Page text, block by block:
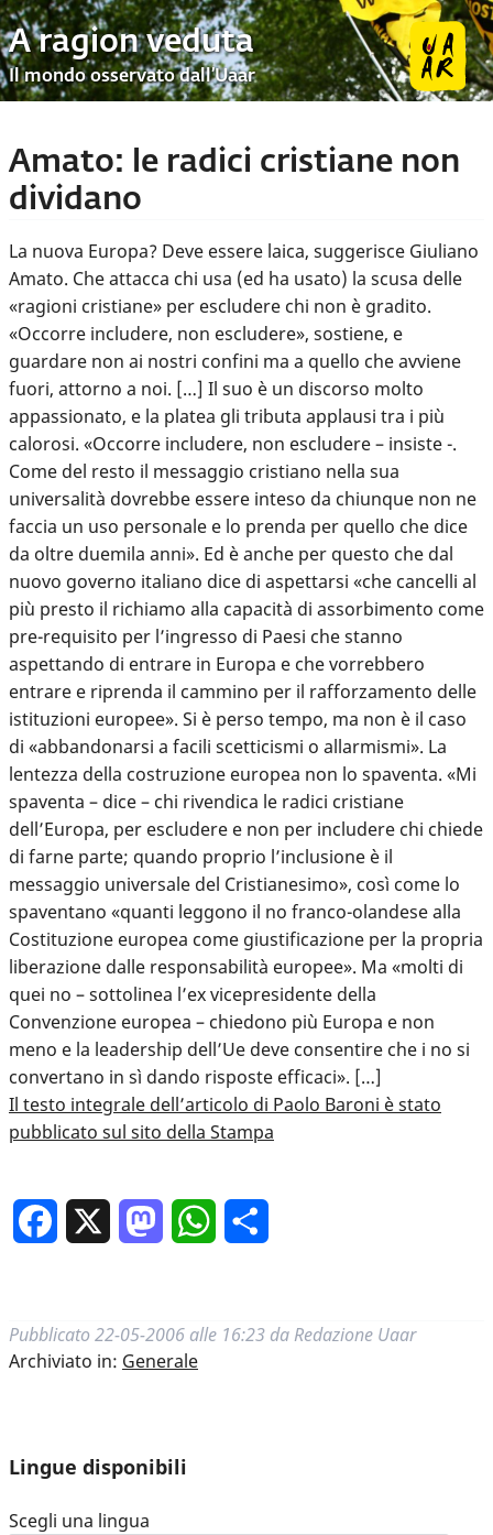
A ragion veduta
Il mondo osservato dall’Uaar
Amato: le radici cristiane non
dividano
La nuova Europa? Deve essere laica, suggerisce Giuliano
Amato. Che attacca chi usa (ed ha usato) la scusa delle
«ragioni cristiane» per escludere chi non è gradito.
«Occorre includere, non escludere», sostiene, e
guardare non ai nostri confini ma a quello che avviene
fuori, attorno a noi. […] Il suo è un discorso molto
appassionato, e la platea gli tributa applausi tra i più
calorosi. «Occorre includere, non escludere – insiste -.
Come del resto il messaggio cristiano nella sua
universalità dovrebbe essere inteso da chiunque non ne
faccia un uso personale e lo prenda per quello che dice
da oltre duemila anni». Ed è anche per questo che dal
nuovo governo italiano dice di aspettarsi «che cancelli al
più presto il richiamo alla capacità di assorbimento come
pre-requisito per l’ingresso di Paesi che stanno
aspettando di entrare in Europa e che vorrebbero
entrare e riprenda il cammino per il rafforzamento delle
istituzioni europee». Si è perso tempo, ma non è il caso
di «abbandonarsi a facili scetticismi o allarmismi». La
lentezza della costruzione europea non lo spaventa. «Mi
spaventa – dice – chi rivendica le radici cristiane
dell’Europa, per escludere e non per includere chi chiede
di farne parte; quando proprio l’inclusione è il
messaggio universale del Cristianesimo», così come lo
spaventano «quanti leggono il no franco-olandese alla
Costituzione europea come giustificazione per la propria
liberazione dalle responsabilità europee». Ma «molti di
quei no – sottolinea l’ex vicepresidente della
Convenzione europea – chiedono più Europa e non
meno e la leadership dell’Ue deve consentire che i no si
convertano in sì dando risposte efficaci». […]
Il testo integrale dell’articolo di Paolo Baroni è stato
pubblicato sul sito della Stampa
Facebook MastodonWhatsApp
Pubblicato 22-05-2006 alle 16:23 da Redazione Uaar
Archiviato in: Generale
Lingue disponibili
Scegli una lingua